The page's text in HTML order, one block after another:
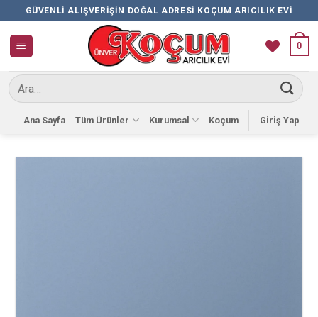
İçeriğe
atla
GÜVENLI ALIŞVERIŞIN DOĞAL ADRESI KOÇUM ARICILIK EVI
0
Ara:
Ana Sayfa Tüm Ürünler Kurumsal Koçum Giriş Yap